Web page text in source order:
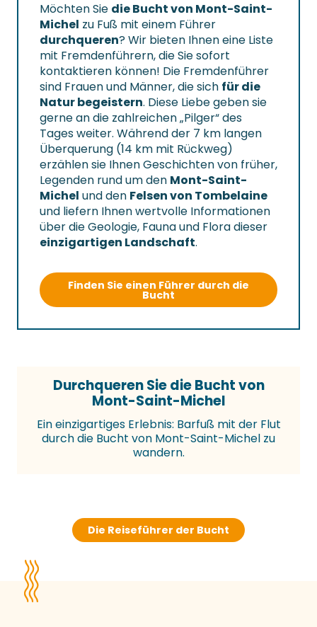
Möchten Sie die Bucht von Mont-Saint-
Michel zu Fuß mit einem Führer
durchqueren? Wir bieten Ihnen eine Liste
mit Fremdenführern, die Sie sofort
kontaktieren können! Die Fremdenführer
sind Frauen und Männer, die sich für die
Natur begeistern. Diese Liebe geben sie
gerne an die zahlreichen „Pilger“ des
Tages weiter. Während der 7 km langen
Überquerung (14 km mit Rückweg)
erzählen sie Ihnen Geschichten von früher,
Legenden rund um den Mont-Saint-
Michel und den Felsen von Tombelaine
und liefern Ihnen wertvolle Informationen
über die Geologie, Fauna und Flora dieser
einzigartigen Landschaft.
Finden Sie einen Führer durch die
Bucht
Durchqueren Sie die Bucht von
Mont-Saint-Michel
Ein einzigartiges Erlebnis: Barfuß mit der Flut
durch die Bucht von Mont-Saint-Michel zu
wandern.
Die Reiseführer der Bucht